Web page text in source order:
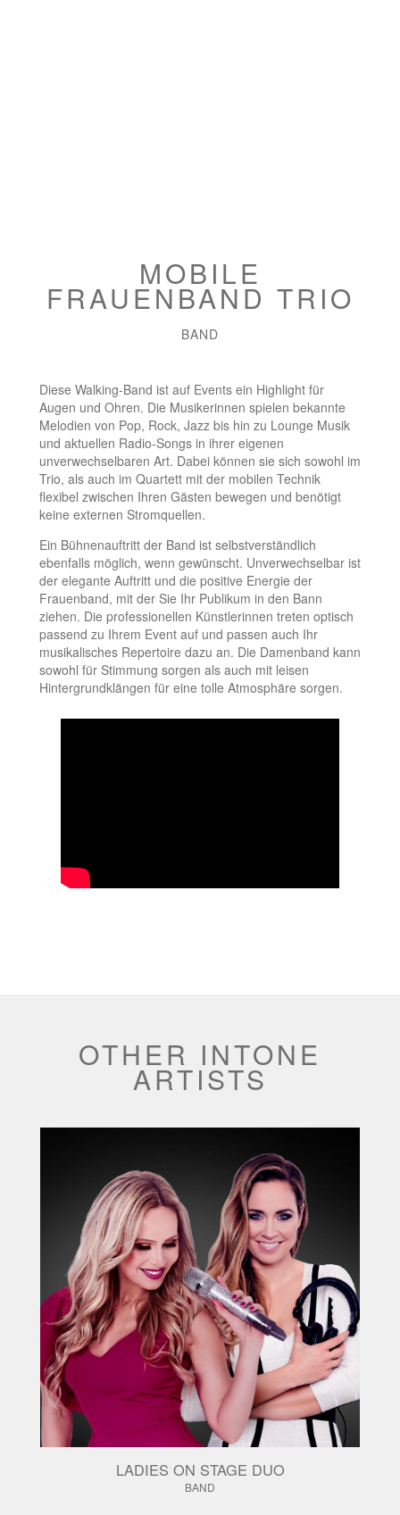
MOBILE
FRAUENBAND TRIO
BAND
Diese Walking-Band ist auf Events ein Highlight für
Augen und Ohren. Die Musikerinnen spielen bekannte
Melodien von Pop, Rock, Jazz bis hin zu Lounge Musik
und aktuellen Radio-Songs in ihrer eigenen
unverwechselbaren Art. Dabei können sie sich sowohl im
Trio, als auch im Quartett mit der mobilen Technik
flexibel zwischen Ihren Gästen bewegen und benötigt
keine externen Stromquellen.
Ein Bühnenauftritt der Band ist selbstverständlich
ebenfalls möglich, wenn gewünscht. Unverwechselbar ist
der elegante Auftritt und die positive Energie der
Frauenband, mit der Sie Ihr Publikum in den Bann
ziehen. Die professionellen Künstlerinnen treten optisch
passend zu Ihrem Event auf und passen auch Ihr
musikalisches Repertoire dazu an. Die Damenband kann
sowohl für Stimmung sorgen als auch mit leisen
Hintergrundklängen für eine tolle Atmosphäre sorgen.
OTHER INTONE
ARTISTS
LADIES ON STAGE DUO
BAND